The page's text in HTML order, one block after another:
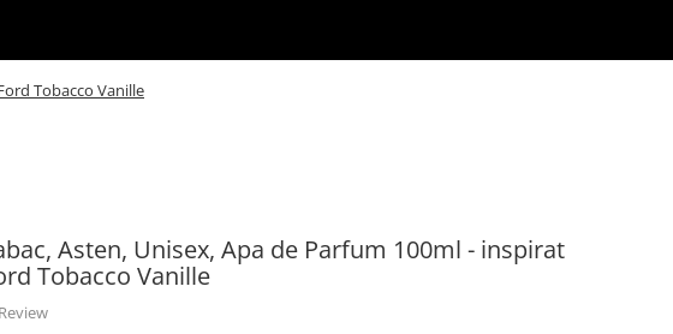
Tobacco Vanille
Asten, Unisex, Apa de Parfum 100ml - inspirat
Tobacco Vanille